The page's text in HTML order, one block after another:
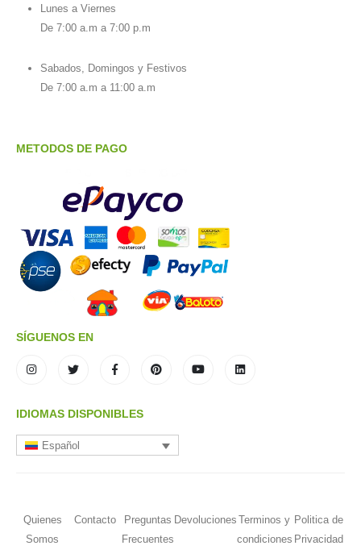
Lunes a Viernes
De 7:00 a.m a 7:00 p.m
Sabados, Domingos y Festivos
De 7:00 a.m a 11:00 a.m
METODOS DE PAGO
SÍGUENOS EN
IDIOMAS DISPONIBLES
Español
Quienes
Somos
Contacto
Preguntas
Frecuentes
Devoluciones Terminos y
condiciones
Politica de
Privacidad